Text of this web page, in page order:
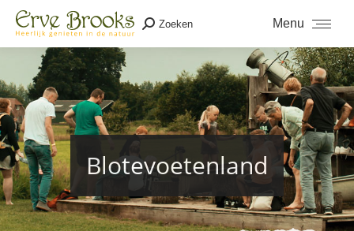
Menu
Zoeken:
Zoeken
Blotevoetenland
Je bent hier: